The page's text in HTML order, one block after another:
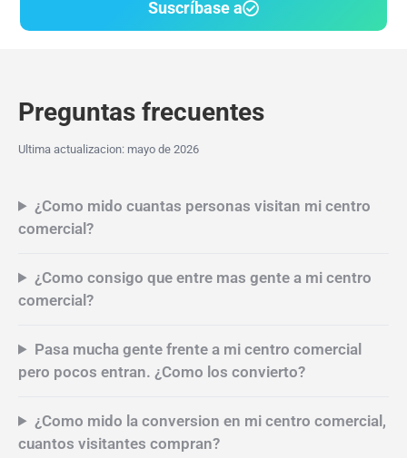
Preguntas frecuentes
comercial?
comercial?
pero pocos entran. ¿Como los convierto?